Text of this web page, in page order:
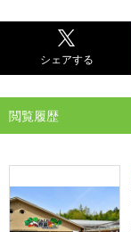
シェアする
閲覧履歴